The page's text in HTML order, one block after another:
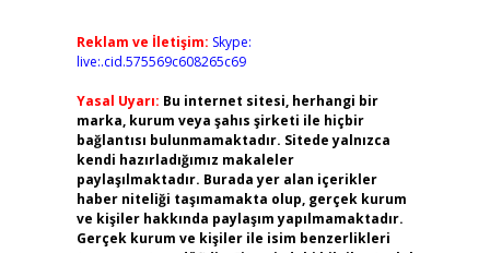
Reklam ve İletişim: Skype:
live:.cid.575569c608265c69
Yasal Uyarı: Bu internet sitesi, herhangi bir
marka, kurum veya şahıs şirketi ile hiçbir
bağlantısı bulunmamaktadır. Sitede yalnızca
kendi hazırladığımız makaleler
paylaşılmaktadır. Burada yer alan içerikler
haber niteliği taşımamakta olup, gerçek kurum
ve kişiler hakkında paylaşım yapılmamaktadır.
Gerçek kurum ve kişiler ile isim benzerlikleri